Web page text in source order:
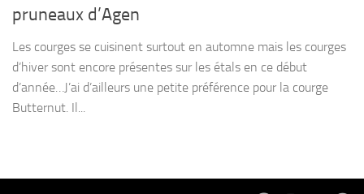
pruneaux d’Agen
Les courges se cuisinent surtout en automne mais les courges
d’hiver sont encore présentes sur les étals en ce début
d’année…J’ai d’ailleurs une petite préférence pour la courge
Butternut. Il...